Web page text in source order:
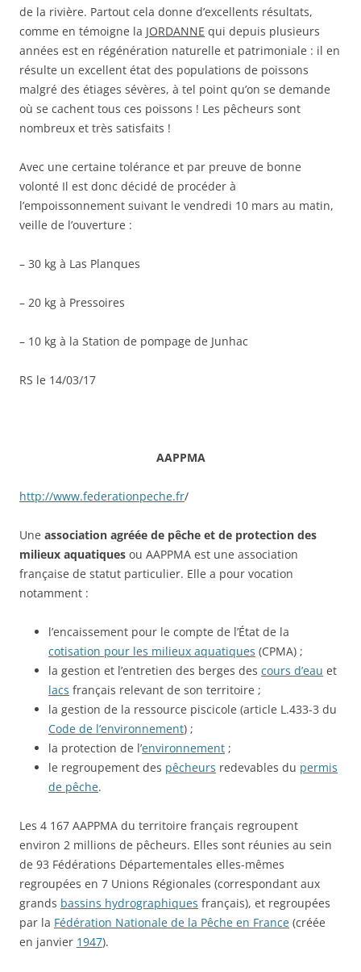
de la rivière. Partout cela donne d’excellents résultats,
comme en témoigne la JORDANNE qui depuis plusieurs
années est en régénération naturelle et patrimoniale : il en
résulte un excellent état des populations de poissons
malgré des étiages sévères, à tel point qu’on se demande
où se cachent tous ces poissons ! Les pêcheurs sont
nombreux et très satisfaits !
Avec une certaine tolérance et par preuve de bonne
volonté Il est donc décidé de procéder à
l’empoissonnement suivant le vendredi 10 mars au matin,
veille de l’ouverture :
– 30 kg à Las Planques
– 20 kg à Pressoires
– 10 kg à la Station de pompage de Junhac
RS le 14/03/17
AAPPMA
http://www.federationpeche.fr/
Une association agréée de pêche et de protection des
milieux aquatiques ou AAPPMA est une association
française de statut particulier. Elle a pour vocation
notamment :
l’encaissement pour le compte de l’État de la
cotisation pour les milieux aquatiques (CPMA) ;
la gestion et l’entretien des berges des cours d’eau et
lacs français relevant de son territoire ;
la gestion de la ressource piscicole (article L.433-3 du
Code de l’environnement) ;
la protection de l’environnement ;
le regroupement des pêcheurs redevables du permis
de pêche.
Les 4 167 AAPPMA du territoire français regroupent
environ 2 millions de pêcheurs. Elles sont réunies au sein
de 93 Fédérations Départementales elles-mêmes
regroupées en 7 Unions Régionales (correspondant aux
grands bassins hydrographiques français), et regroupées
par la Fédération Nationale de la Pêche en France (créée
en janvier 1947).